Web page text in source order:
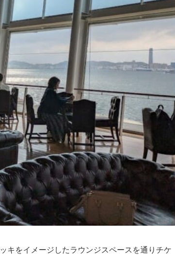
キをイメージしたラウンジスペースを通りチケ